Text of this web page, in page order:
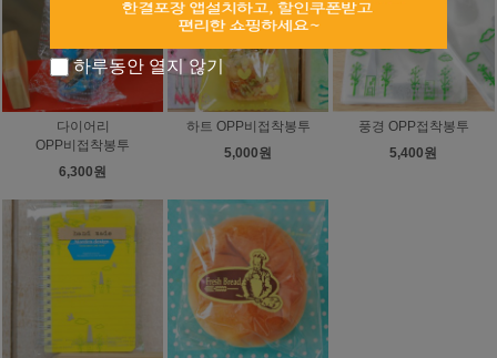
다이어리
OPP비접착봉투
6,300원
하트 OPP비접착봉투
5,000원
풍경 OPP접착봉투
5,400원
하루동안 열지 않기